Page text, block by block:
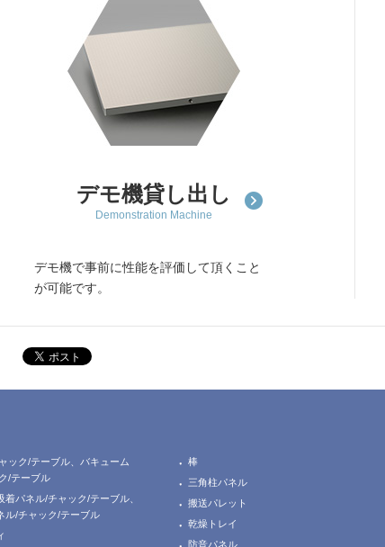
デモ機貸し出し
Demonstration Machine
デモ機で事前に性能を評価して頂くこと
が可能です。
ック/テーブル、バキューム
/テーブル
着パネル/チャック/テーブル、
ル/チャック/テーブル
棒
三角柱パネル
搬送パレット
乾燥トレイ
防音パネル